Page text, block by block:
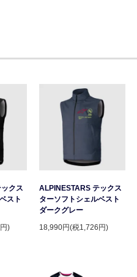
クス
スト
)
ALPINESTARS テックス
ターソフトシェルベスト
ダークグレー
18,990円(税1,726円)